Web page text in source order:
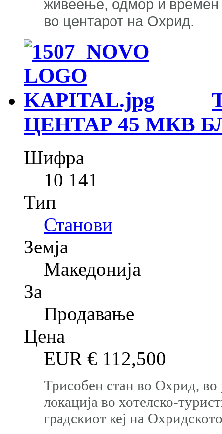
живеење, одмор и времен
во центарот на Охрид.
ЦЕНТАР 45 МКВ
Шифра
10 141
Тип
Станови
Земја
Македонија
За
Продавање
Цена
EUR € 112,500
Трисобен стан во Охрид, во
локација во хотелско-
градскиот кеј на